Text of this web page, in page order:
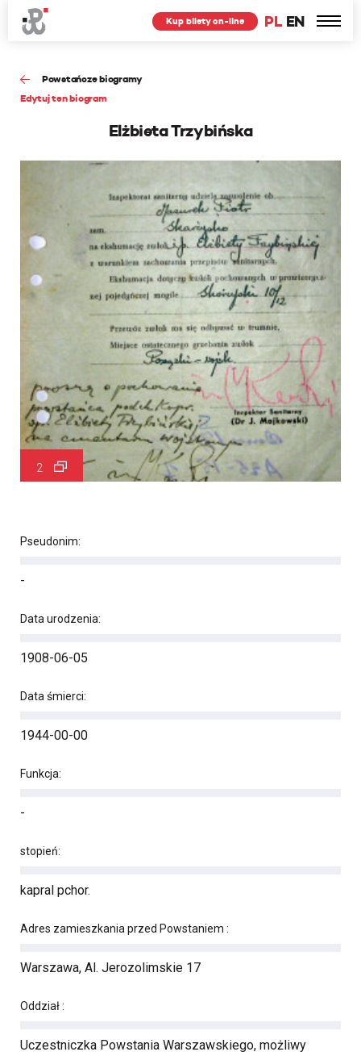
PL EN
Kup bilety on-line
Powstańcze biogramy
Edytuj ten biogram
Elżbieta Trzybińska
2
Pseudonim:
-
Data urodzenia:
1908-06-05
Data śmierci:
1944-00-00
Funkcja:
-
stopień:
kapral pchor.
Adres zamieszkania przed Powstaniem :
Warszawa, Al. Jerozolimskie 17
Oddział :
Uczestniczka Powstania Warszawskiego, możliwy